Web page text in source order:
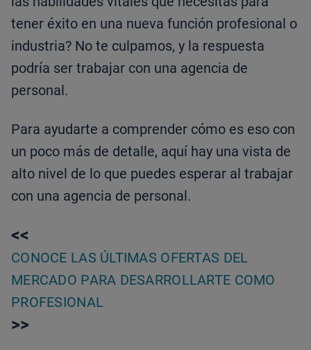
tener éxito en una nueva función profesional o
industria? No te culpamos, y la respuesta
podría ser trabajar con una agencia de
personal.
Para ayudarte a comprender cómo es eso con
un poco más de detalle, aquí hay una vista de
alto nivel de lo que puedes esperar al trabajar
con una agencia de personal.
<<
CONOCE LAS ÚLTIMAS OFERTAS DEL
MERCADO PARA DESARROLLARTE COMO
PROFESIONAL
>>